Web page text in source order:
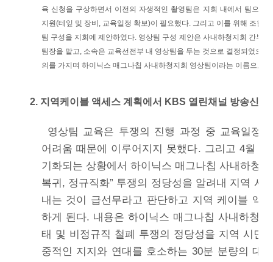
육 신청을 구상하면서 이전의 자생적인 촬영팀은 지회 내에서 팀으로
지원(테잎 및 장비, 교육일정 확보)이 필요했다. 그리고 이를 위해 조합
팀 구성을 지회에 제안하였다. 영상팀 구성 제안은 사내하청지회 간부
팀장을 맡고, 소속은 교육선전부 내 영상팀을 두는 것으로 결정되었으
의를 가지며 하이닉스 매그나칩 사내하청지회 영상팀이라는 이름으로
2. 지역케이블 액세스 계획에서 KBS 열린채널 방송신청
영상팀 교육은 투쟁의 진행 과정 중 교육일정
어려움 때문에 이루어지지 못했다. 그리고 4월
기화되는 상황에서 하이닉스 매그나칩 사내하청
복귀, 정규직화” 투쟁의 정당성을 알려내 지역 시
내는 것이 급선무라고 판단하고 지역 케이블 액
하게 된다. 내용은 하이닉스 매그나칩 사내하청
태 및 비정규직 철폐 투쟁의 정당성을 지역 시민
중적인 지지와 연대를 호소하는 30분 분량의 대